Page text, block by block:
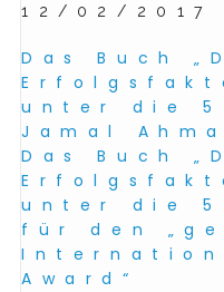
12/02/2017
Das Buch
unter die
Jamal
Das Buch
unter die
für den
Award“